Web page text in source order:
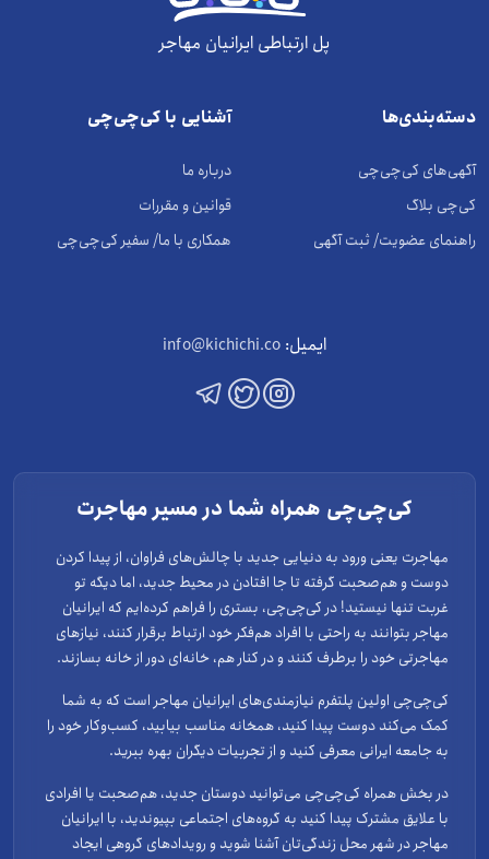
پل ارتباطی ایرانیان مهاجر
دسته‌بندی‌ها
آگهی‌های کی‌چی‌چی
کی‌چی بلاگ
راهنمای عضویت/ ثبت آگهی
آشنایی با کی‌چی‌چی
درباره ما
قوانین و مقررات
همکاری با ما/ سفیر کی‌چی‌چی
ایمیل: info@kichichi.co
کی‌چی‌چی همراه شما در مسیر مهاجرت
مهاجرت یعنی ورود به دنیایی جدید با چالش‌های فراوان، از پیدا کردن
دوست و هم‌صحبت گرفته تا جا افتادن در محیط جدید، اما دیگه تو
غربت تنها نیستید! در کی‌چی‌چی، بستری را فراهم کرده‌ایم که ایرانیان
مهاجر بتوانند به راحتی با افراد هم‌فکر خود ارتباط برقرار کنند، نیازهای
مهاجرتی خود را برطرف کنند و در کنار هم، خانه‌ای دور از خانه بسازند.
کی‌چی‌چی اولین پلتفرم نیازمندی‌های ایرانیان مهاجر است که به شما
کمک می‌کند دوست پیدا کنید، همخانه مناسب بیابید، کسب‌وکار خود را
به جامعه ایرانی معرفی کنید و از تجربیات دیگران بهره ببرید.
در بخش همراه کی‌چی‌چی می‌توانید دوستان جدید، هم‌صحبت یا افرادی
با علایق مشترک پیدا کنید به گروه‌های اجتماعی بپیوندید، با ایرانیان
مهاجر در شهر محل زندگی‌تان آشنا شوید و رویدادهای گروهی ایجاد